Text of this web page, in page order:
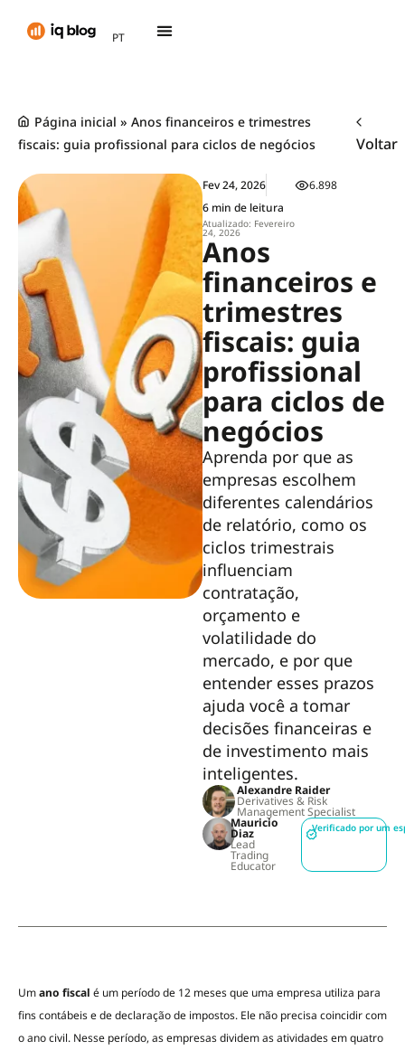
PT
TH
Página inicial » Anos financeiros e trimestres
fiscais: guia profissional para ciclos de negócios
Voltar
Fev 24, 2026
6 min de leitura
Atualizado: Fevereiro
24, 2026
6.898
Anos
financeiros e
trimestres
fiscais: guia
profissional
para ciclos de
negócios
Aprenda por que as
empresas escolhem
diferentes calendários
de relatório, como os
ciclos trimestrais
influenciam
contratação,
orçamento e
volatilidade do
mercado, e por que
entender esses prazos
ajuda você a tomar
decisões financeiras e
de investimento mais
inteligentes.
Alexandre Raider
Derivatives & Risk
Management Specialist
Mauricio
Diaz
Lead
Trading
Educator
Verificado por um
Umano fiscal é um período de 12 meses que uma empresa utiliza para
fins contábeis e de declaração de impostos. Ele não precisa coincidir com
o ano civil. Nesse período, as empresas dividem as atividades em quatro